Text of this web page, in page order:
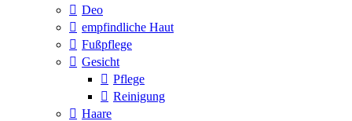
Deo
empfindliche Haut
Fußpflege
Gesicht
Pflege
Reinigung
Haare